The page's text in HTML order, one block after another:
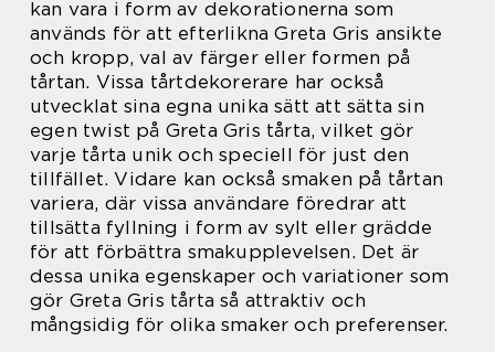
kan vara i form av dekorationerna som
används för att efterlikna Greta Gris ansikte
och kropp, val av färger eller formen på
tårtan. Vissa tårtdekorerare har också
utvecklat sina egna unika sätt att sätta sin
egen twist på Greta Gris tårta, vilket gör
varje tårta unik och speciell för just den
tillfället. Vidare kan också smaken på tårtan
variera, där vissa användare föredrar att
tillsätta fyllning i form av sylt eller grädde
för att förbättra smakupplevelsen. Det är
dessa unika egenskaper och variationer som
gör Greta Gris tårta så attraktiv och
mångsidig för olika smaker och preferenser.